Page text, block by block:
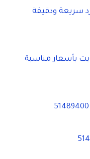
سريعة ودقيقة
بأسعار مناسبة